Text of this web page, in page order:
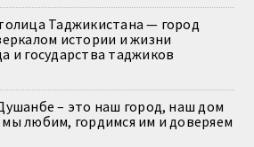
Таджикистана — город
истории и жизни
и государства таджиков
– это наш город, наш дом
любим, гордимся им и доверяем